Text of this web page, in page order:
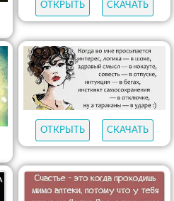
ОТКРЫТЬ СКАЧАТЬ
ОТКРЫТЬ СКАЧАТЬ